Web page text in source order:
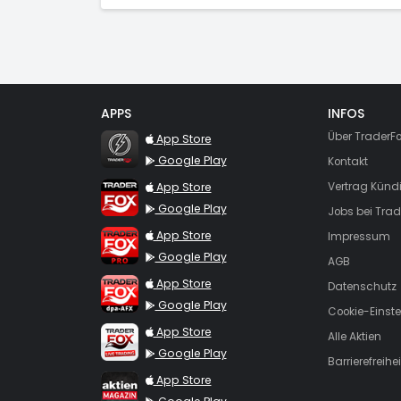
APPS
TraderFox Flash
App Store
Google Play
TraderFox App
App Store
Google Play
TraderFox Pro
App Store
Google Play
TraderFox dpa-AFX ProFeed
App Store
Google Play
TraderFox Live Trading
App Store
Google Play
TraderFox aktien Magazin
App Store
INFOS
Über
Kontakt
Vertrag
Jobs bei
Impressum
AGB
Datenschutz
Cookie-
Alle Aktien